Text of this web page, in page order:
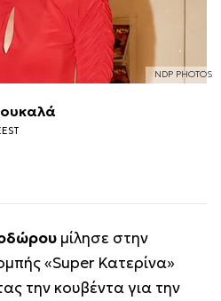
NDP PHOTOS
μίλησε στην
«Super Κατερίνα»
την κουβέντα για την